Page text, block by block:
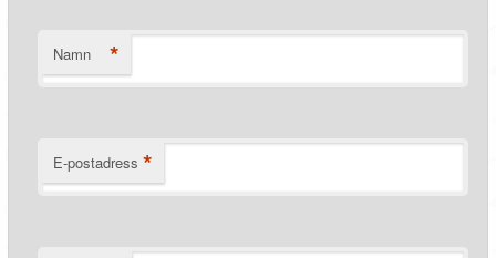
Namn *
E-postadress *